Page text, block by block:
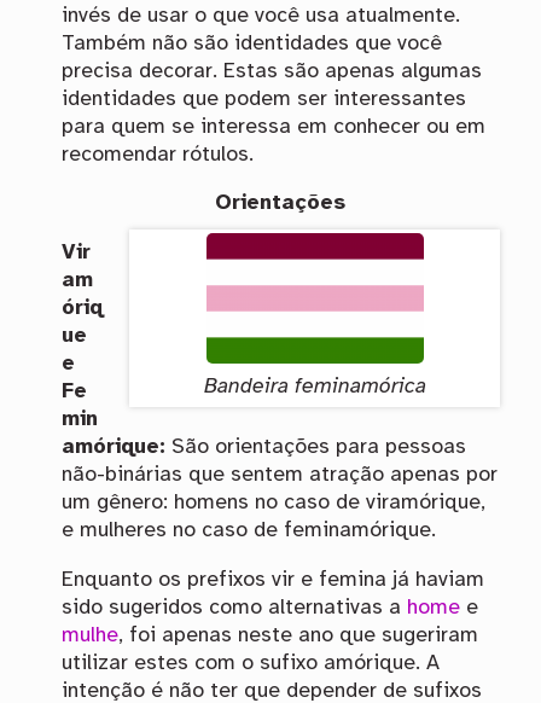
invés de usar o que você usa atualmente.
Também não são identidades que você
precisa decorar. Estas são apenas algumas
identidades que podem ser interessantes
para quem se interessa em conhecer ou em
recomendar rótulos.
Orientações
Bandeira feminamórica
Vir
am
óriq
ue
e
Fe
min
amórique: São orientações para pessoas
não-binárias que sentem atração apenas por
um gênero: homens no caso de viramórique,
e mulheres no caso de feminamórique.
Enquanto os prefixos vir e femina já haviam
sido sugeridos como alternativas a homee
mulhe, foi apenas neste ano que sugeriram
utilizar estes com o sufixo amórique. A
intenção é não ter que depender de sufixos